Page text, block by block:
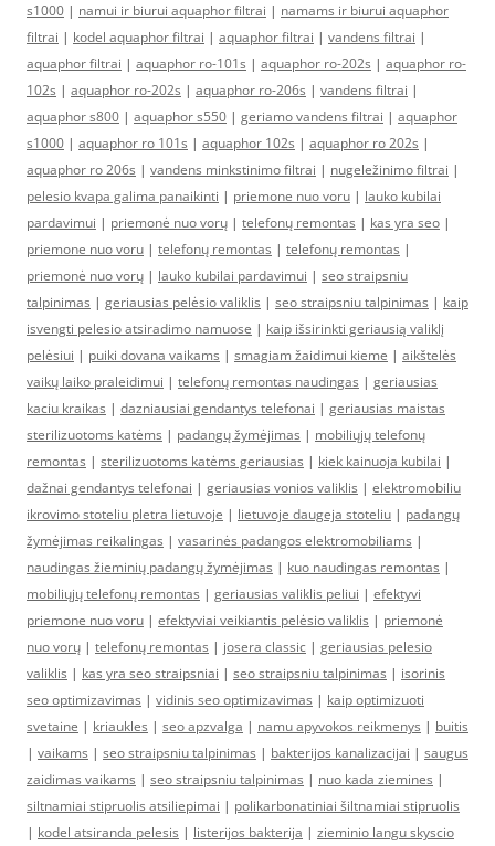
s1000 | namui ir biurui aquaphor filtrai | namams ir biurui aquaphor
filtrai | kodel aquaphor filtrai | aquaphor filtrai | vandens filtrai |
aquaphor filtrai | aquaphor ro-101s | aquaphor ro-202s | aquaphor ro-
102s | aquaphor ro-202s | aquaphor ro-206s | vandens filtrai |
aquaphor s800 | aquaphor s550 | geriamo vandens filtrai | aquaphor
s1000 | aquaphor ro 101s | aquaphor 102s | aquaphor ro 202s |
aquaphor ro 206s | vandens minkstinimo filtrai | nugeležinimo filtrai |
pelesio kvapa galima panaikinti | priemone nuo voru | lauko kubilai
pardavimui | priemonė nuo vorų | telefonų remontas | kas yra seo |
priemone nuo voru | telefonų remontas | telefonų remontas |
priemonė nuo vorų | lauko kubilai pardavimui | seo straipsniu
talpinimas | geriausias pelėsio valiklis | seo straipsniu talpinimas | kaip
isvengti pelesio atsiradimo namuose | kaip išsirinkti geriausią valiklį
pelėsiui | puiki dovana vaikams | smagiam žaidimui kieme | aikštelės
vaikų laiko praleidimui | telefonų remontas naudingas | geriausias
kaciu kraikas | dazniausiai gendantys telefonai | geriausias maistas
sterilizuotoms katėms | padangų žymėjimas | mobiliųjų telefonų
remontas | sterilizuotoms katėms geriausias | kiek kainuoja kubilai |
dažnai gendantys telefonai | geriausias vonios valiklis | elektromobiliu
ikrovimo stoteliu pletra lietuvoje | lietuvoje daugeja stoteliu | padangų
žymėjimas reikalingas | vasarinės padangos elektromobiliams |
naudingas žieminių padangų žymėjimas | kuo naudingas remontas |
mobiliųjų telefonų remontas | geriausias valiklis peliui | efektyvi
priemone nuo voru | efektyviai veikiantis pelėsio valiklis | priemonė
nuo vorų | telefonų remontas | josera classic | geriausias pelesio
valiklis | kas yra seo straipsniai | seo straipsniu talpinimas | isorinis
seo optimizavimas | vidinis seo optimizavimas | kaip optimizuoti
svetaine | kriaukles | seo apzvalga | namu apyvokos reikmenys | buitis
| vaikams | seo straipsniu talpinimas | bakterijos kanalizacijai | saugus
zaidimas vaikams | seo straipsniu talpinimas | nuo kada ziemines |
siltnamiai stipruolis atsiliepimai | polikarbonatiniai šiltnamiai stipruolis
| kodel atsiranda pelesis | listerijos bakterija | zieminio langu skyscio